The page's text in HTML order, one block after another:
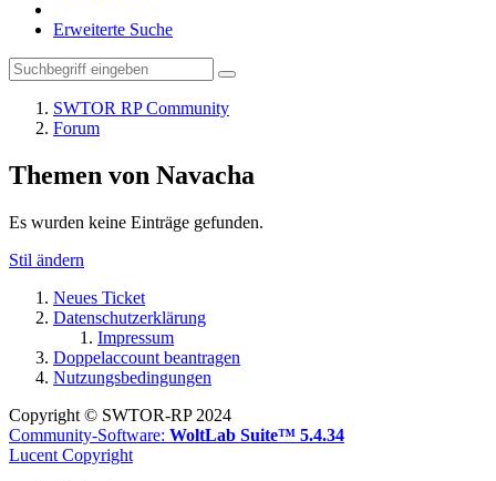
Erweiterte Suche
SWTOR RP Community
Forum
Themen von Navacha
Es wurden keine Einträge gefunden.
Stil ändern
Neues Ticket
Datenschutzerklärung
Impressum
Doppelaccount beantragen
Nutzungsbedingungen
Copyright © SWTOR-RP 2024
Community-Software: WoltLab Suite™ 5.4.34
Lucent Copyright